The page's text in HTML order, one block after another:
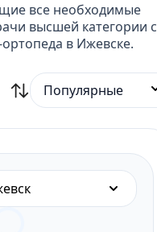
все необходимые
высшей категории с
в Ижевске.
Популярные